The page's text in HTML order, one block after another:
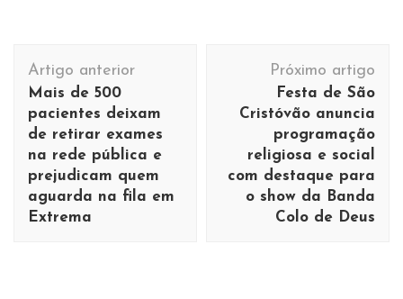
Navegação
de
post
Artigo anterior
Mais de 500
pacientes deixam
de retirar exames
na rede pública e
prejudicam quem
aguarda na fila em
Extrema
Próximo artigo
Festa de São
Cristóvão anuncia
programação
religiosa e social
com destaque para
o show da Banda
Colo de Deus